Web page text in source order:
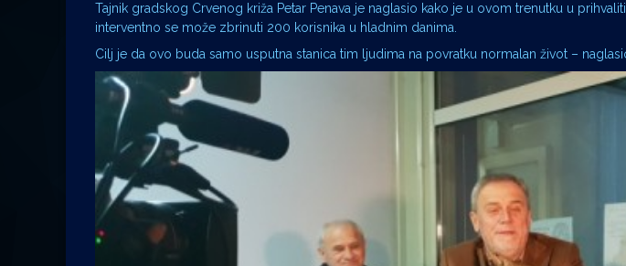
Tajnik gradskog Crvenog križa Petar Penava je naglasio kako je u ovom trenutku u
interventno se može zbrinuti 200 korisnika u hladnim danima.
Cilj je da ovo buda samo usputna stanica tim ljudima na povratku normalan život –